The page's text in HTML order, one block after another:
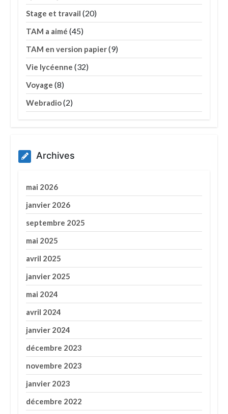
Stage et travail (20)
TAM a aimé (45)
TAM en version papier(9)
Vie lycéenne (32)
Voyage (8)
Webradio(2)
Archives
mai 2026
janvier 2026
septembre 2025
mai 2025
avril 2025
janvier 2025
mai 2024
avril 2024
janvier 2024
décembre 2023
novembre 2023
janvier 2023
décembre 2022